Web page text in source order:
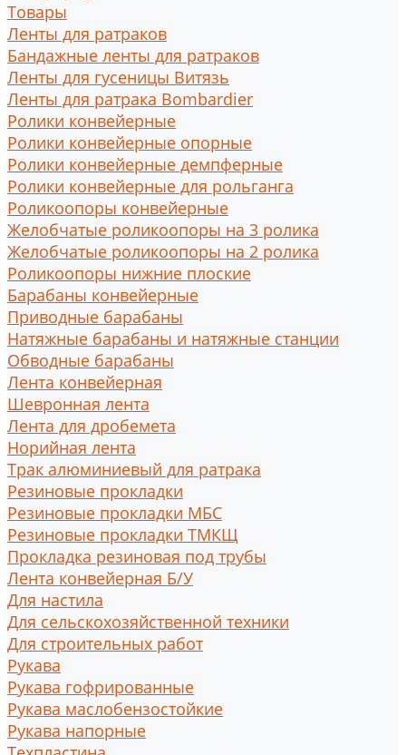
Товары
Ленты для ратраков
Бандажные ленты для ратраков
Ленты для гусеницы Витязь
Ленты для ратрака Bombardier
Ролики конвейерные
Ролики конвейерные опорные
Ролики конвейерные демпферные
Ролики конвейерные для рольганга
Роликоопоры конвейерные
Желобчатые роликоопоры на 3 ролика
Желобчатые роликоопоры на 2 ролика
Роликоопоры нижние плоские
Барабаны конвейерные
Приводные барабаны
Натяжные барабаны и натяжные станции
Обводные барабаны
Лента конвейерная
Шевронная лента
Лента для дробемета
Норийная лента
Трак алюминиевый для ратрака
Резиновые прокладки
Резиновые прокладки МБС
Резиновые прокладки ТМКЩ
Прокладка резиновая под трубы
Лента конвейерная Б/У
Для настила
Для сельскохозяйственной техники
Для строительных работ
Рукава
Рукава гофрированные
Рукава маслобензостойкие
Рукава напорные